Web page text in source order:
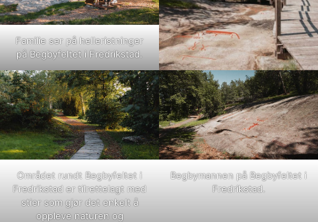
Familie ser på helleristninger
på Begbyfeltet i Fredrikstad.
Området rundt Begbyfeltet i
Fredrikstad er tilrettelagt med
stier som gjør det enkelt å
oppleve naturen og
Begbymannen på Begbyfeltet i
Fredrikstad.